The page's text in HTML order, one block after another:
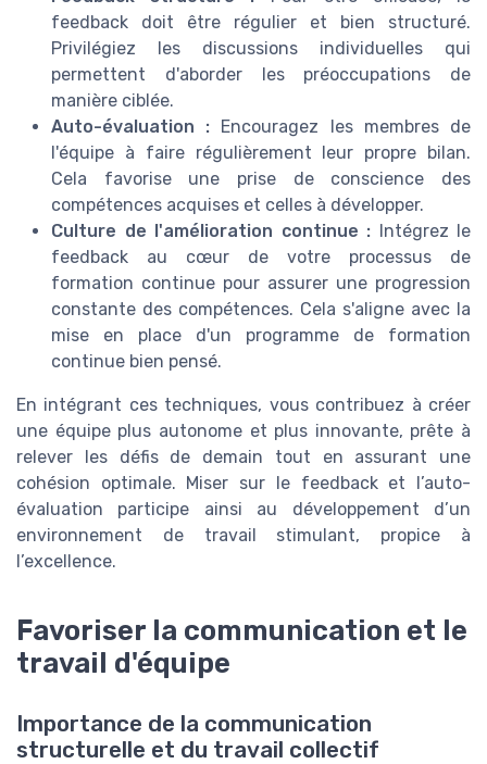
feedback doit être régulier et bien structuré.
Privilégiez les discussions individuelles qui
permettent d'aborder les préoccupations de
manière ciblée.
Auto-évaluation : Encouragez les membres de
l'équipe à faire régulièrement leur propre bilan.
Cela favorise une prise de conscience des
compétences acquises et celles à développer.
Culture de l'amélioration continue : Intégrez le
feedback au cœur de votre processus de
formation continue pour assurer une progression
constante des compétences. Cela s'aligne avec la
mise en place d'un programme de formation
continue bien pensé.
En intégrant ces techniques, vous contribuez à créer
une équipe plus autonome et plus innovante, prête à
relever les défis de demain tout en assurant une
cohésion optimale. Miser sur le feedback et l’auto-
évaluation participe ainsi au développement d’un
environnement de travail stimulant, propice à
l’excellence.
Favoriser la communication et le
travail d'équipe
Importance de la communication
structurelle et du travail collectif